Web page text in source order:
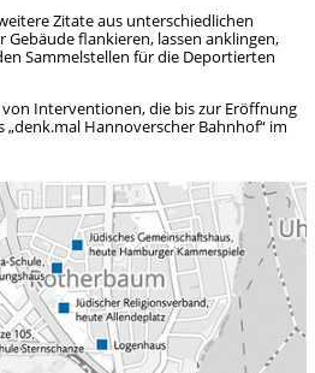
Zitate aus unterschiedlichen
Gebäude flankieren, lassen anklingen,
Sammelstellen für die Deportierten
von Interventionen, die bis zur Eröffnung
Hannoverscher Bahnhof“ im